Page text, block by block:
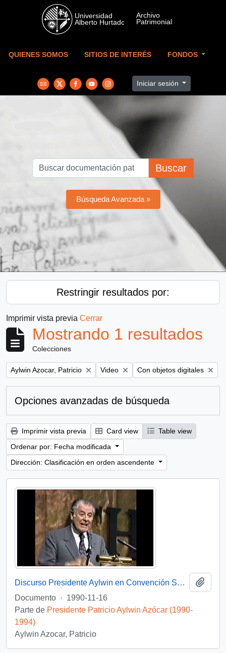
Skip to main content
QUIENES SOMOS SITIOS DE INTERÉS FONDOS
Iniciar sesión
Buscar
Búsqueda Avanzada »
Restringir resultados por:
Imprimir vista previa Cerrar
Mostrando 1 resultados
Colecciones
Remove filter:
Aylwin Azocar, Patricio Remove filter:
Video Remove filter:
Con objetos digitales
Opciones avanzadas de búsqueda
Imprimir vista previa Card view
Table view
Ordenar por: Fecha modificada
Dirección: Clasificación en orden ascendente
Discurso Presidente Aylwin en Convención Santiago: Video
Documento · 1990-11-16
Parte de Presidente Patricio Aylwin Azócar (1990-
1994)
Aylwin Azocar, Patricio